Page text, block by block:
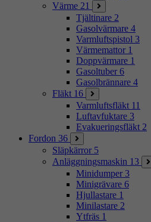
Värme 21
Tjältinare 2
Gasolvärmare 4
Varmluftspistol 3
Värmemattor 1
Doppvärmare 1
Gasoltuber 6
Gasolbrännare 4
Fläkt 16
Varmluftsfläkt 11
Luftavfuktare 3
Evakueringsfläkt 2
Fordon 36
Släpkärror 5
Anläggningsmaskin 13
Minidumper 3
Minigrävare 6
Hjullastare 1
Minilastare 2
Ytfräs 1